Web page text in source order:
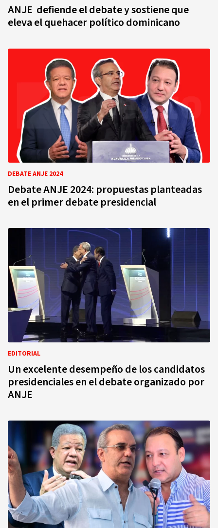
ANJE defiende el debate y sostiene que
eleva el quehacer político dominicano
DEBATE ANJE 2024
Debate ANJE 2024: propuestas planteadas
en el primer debate presidencial
EDITORIAL
Un excelente desempeño de los candidatos
presidenciales en el debate organizado por
ANJE